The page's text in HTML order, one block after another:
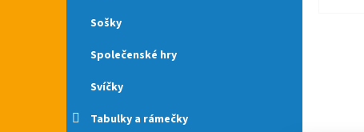
Sošky
Společenské hry
Svíčky
Tabulky a rámečky